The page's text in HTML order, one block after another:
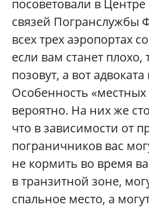
посоветовали в
связей Погранслужбы
всех трех аэропортах
если вам станет плохо,
позовут, а вот
Особенность «местных
вероятно. На них же
что в зависимости от
пограничников вас
не кормить во время
в транзитной зоне,
спальное место, а